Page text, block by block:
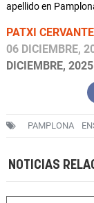
apellido en
PATXI
06 DICIEMBRE,
DICIEMBRE,
PAMPLONA
NOTICIAS